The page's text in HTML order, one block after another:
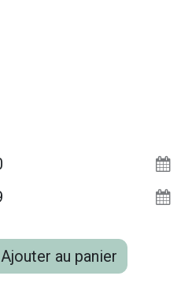
Ajouter au panier